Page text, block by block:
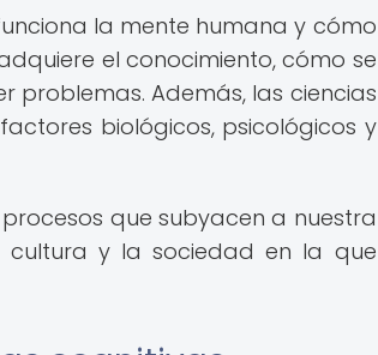
la mente humana y cómo
el conocimiento, cómo se
problemas. Además, las ciencias
biológicos, psicológicos y
que subyacen a nuestra
y la sociedad en la que